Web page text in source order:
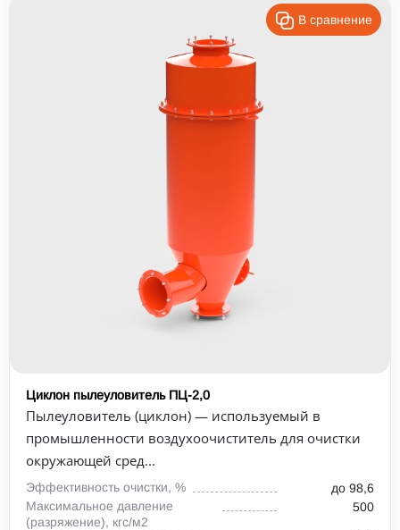
В сравнение
Циклон пылеуловитель ПЦ-2,0
Пылеуловитель (циклон) — используемый в
промышленности воздухоочиститель для очистки
окружающей сред...
Эффективность очистки, %
до 98,6
Максимальное давление
(разряжение), кгс/м2
500